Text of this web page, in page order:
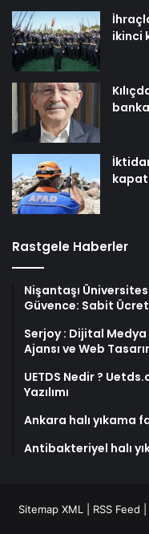
ikinci
Rastgele Haberler
Nişantaşı
Güvence: Sabit
Serjoy : Dijital Medya
Ajansı ve Web
UETDS Nedir ?
Yazılımı
Ankara halı yıkama
Antibakteriyel halı
Sitemap XML RSS Feed